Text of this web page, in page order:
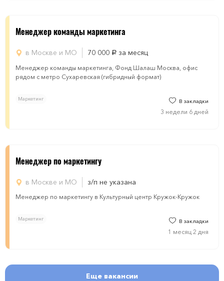
Менеджер команды маркетинга
в Москве и МО 70 000 руб. за месяц
Менеджер команды маркетинга, Фонд Шалаш Москва, офис
рядом с метро Сухаревская (гибридный формат)
Маркетинг В закладки
3 недели 6 дней
Менеджер по маркетингу
в Москве и МО з/п не указана
Менеджер по маркетингу в Культурный центр Кружок-Кружок
Маркетинг В закладки
1 месяц 2 дня
Еще вакансии